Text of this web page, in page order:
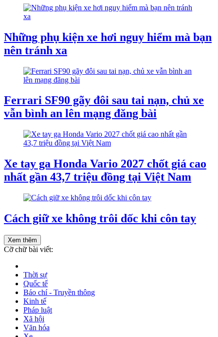
Những phụ kiện xe hơi nguy hiểm mà bạn
nên tránh xa
Ferrari SF90 gãy đôi sau tai nạn, chủ xe
vẫn bình an lên mạng đăng bài
Xe tay ga Honda Vario 2027 chốt giá cao
nhất gần 43,7 triệu đồng tại Việt Nam
Cách giữ xe không trôi dốc khi côn tay
Xem thêm
Cỡ chữ bài viết:
Thời sự
Quốc tế
Báo chí - Truyền thông
Kinh tế
Pháp luật
Xã hội
Văn hóa